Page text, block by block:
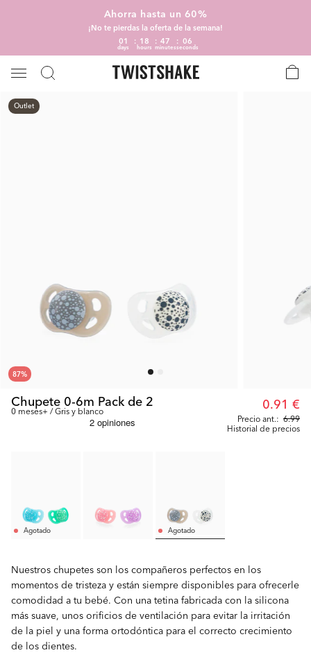
Ahorra hasta un 60%
¡No te pierdas la oferta de la semana!
01
days
18
hours
47
minutes
05
seconds
Outlet
87%
Chupete 0-6m Pack de 2
0 meses+ / Gris y blanco
Precio ant.: 6.99
0.91 €
Historial de precios
Agotado Agotado
Nuestros chupetes son los compañeros perfectos en los
momentos de tristeza y están siempre disponibles para ofrecerle
comodidad a tu bebé. Con una tetina fabricada con la silicona
más suave, unos orificios de ventilación para evitar la irritación
de la piel y una forma ortodóntica para el correcto crecimiento
de los dientes.